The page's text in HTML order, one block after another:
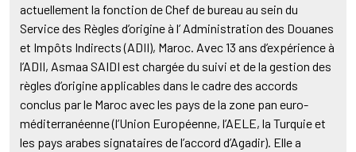
actuellement la fonction de Chef de bureau au sein du
Service des Règles d’origine à l’ Administration des Douanes
et Impôts Indirects (ADII), Maroc. Avec 13 ans d’expérience à
l’ADII, Asmaa SAIDI est chargée du suivi et de la gestion des
règles d’origine applicables dans le cadre des accords
conclus par le Maroc avec les pays de la zone pan euro-
méditerranéenne (l’Union Européenne, l’AELE, la Turquie et
les pays arabes signataires de l’accord d’Agadir). Elle a